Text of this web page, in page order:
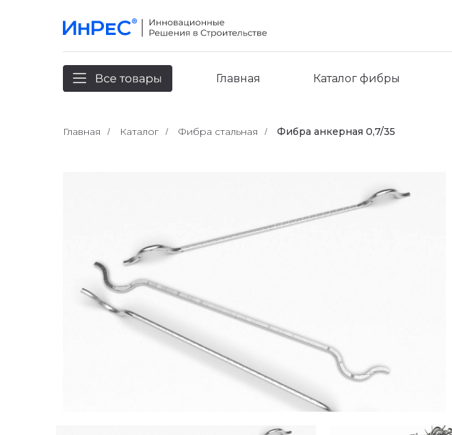
Главная Каталог фибры
Главная Каталог фибры
Главная / Каталог / Фибра стальная / Фибра анкерная 0,7/35